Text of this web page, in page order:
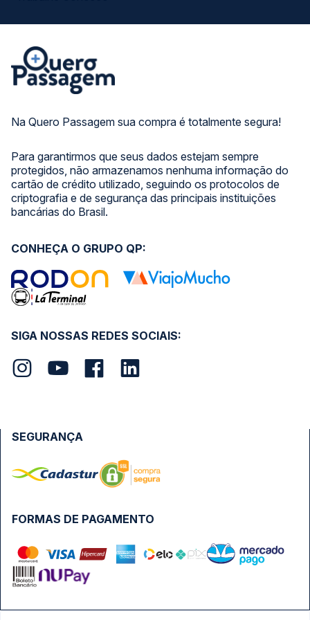
Na Quero Passagem sua compra é totalmente segura!
Para garantirmos que seus dados estejam sempre
protegidos, não armazenamos nenhuma informação do
cartão de crédito utilizado, seguindo os protocolos de
criptografia e de segurança das principais instituições
bancárias do Brasil.
SIGA NOSSAS REDES SOCIAIS:
CONHEÇA O GRUPO QP:
FORMAS DE PAGAMENTO
SEGURANÇA